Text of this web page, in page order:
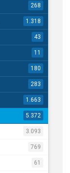
268
1.318
43
11
180
283
1.663
5.372
3.093
769
61